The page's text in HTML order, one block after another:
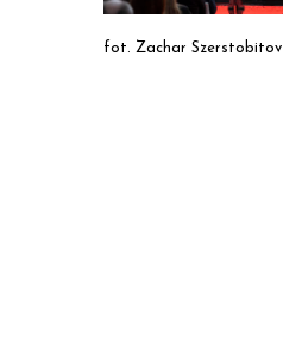
fot. Zachar Szerstobitov